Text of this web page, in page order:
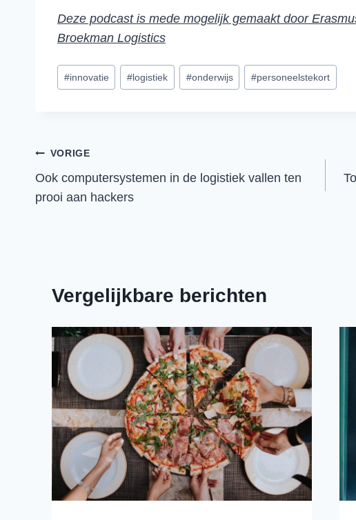
Deze podcast is mede mogelijk gemaakt door
Broekman Logistics
Bericht
tags:
#innovatie #logistiek #onderwijs #personeelstekort
Bericht
navigatie
VORIGE
Ook computersystemen in de logistiek vallen ten
prooi aan hackers
Vergelijkbare berichten